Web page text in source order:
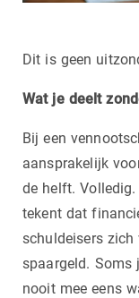
Dit is geen
Wat je deelt
Bij een
aansprakelijk
de helft.
tekent dat
schuldeisers
spaargeld.
nooit mee eens